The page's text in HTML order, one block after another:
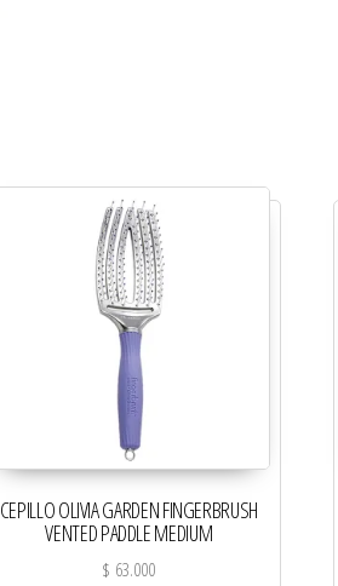
CEPILLO OLIVIA GARDEN FINGERBRUSH
VENTED PADDLE MEDIUM
$ 63.000